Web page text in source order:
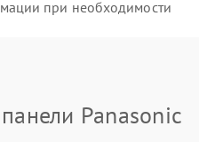
при необходимости
Panasonic